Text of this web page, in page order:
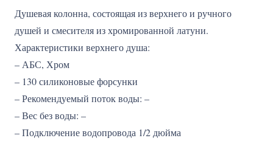
Душевая колонна, состоящая из верхнего и ручного
душей и смесителя из хромированной латуни.
Характеристики верхнего душа:
– АБС, Хром
– 130 силиконовые форсунки
– Рекомендуемый поток воды: –
– Вес без воды: –
– Подключение водопровода 1/2 дюйма